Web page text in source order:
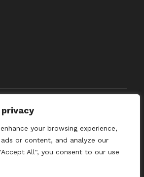
privacy
your browsing experience,
or content, and analyze our
All", you consent to our use